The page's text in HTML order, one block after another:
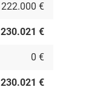
222.000 €
230.021 €
0 €
230.021 €